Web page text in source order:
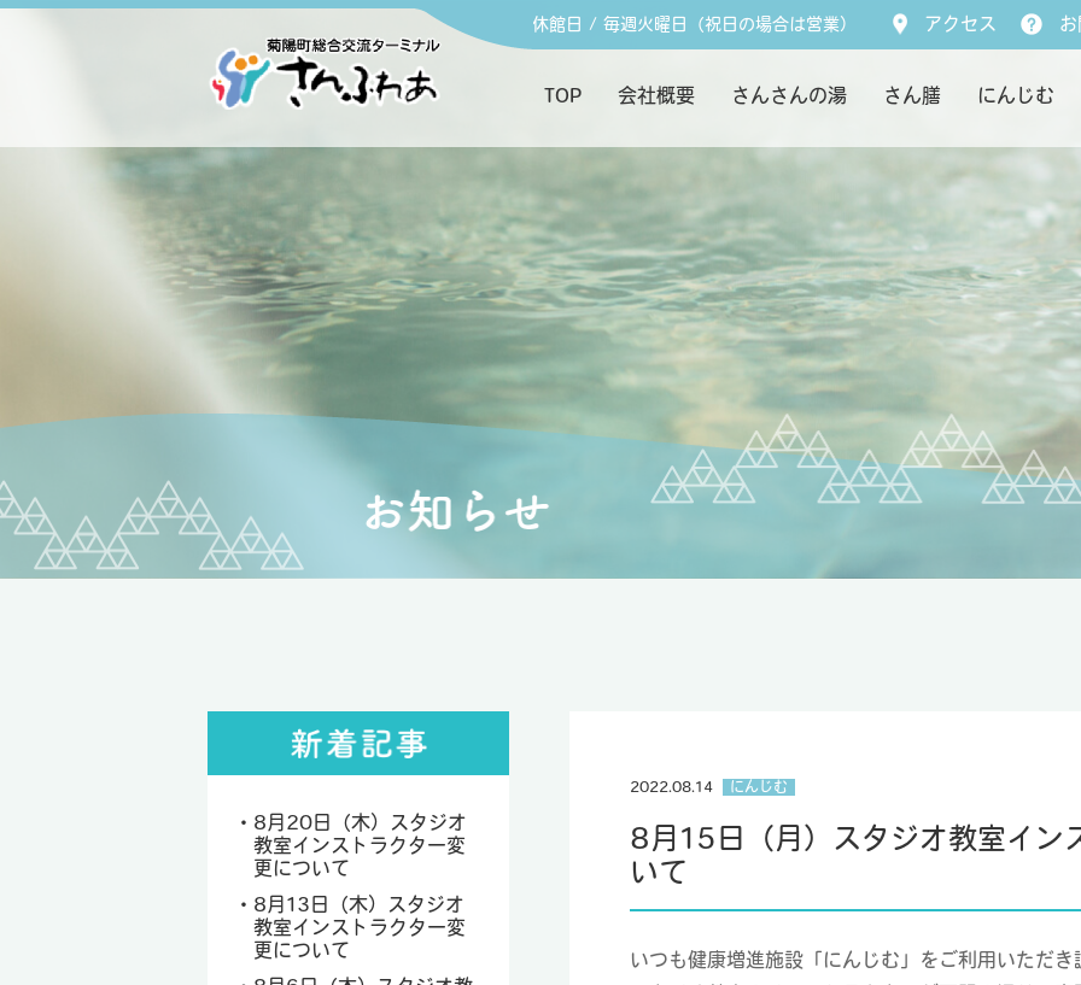
休館日 / 毎週火曜日（祝日の場合は営業） アクセス
TOP 会社概要 さんさんの湯 さん膳 にんじむ
8月20日（木）スタジオ
教室インストラクター変
更について
8月13日（木）スタジオ
教室インストラクター変
更について
2022.08.14 にんじむ
8月15日（月）スタジオ教室イン
いて
いつも健康増進施設「にんじむ」をご利用いただ